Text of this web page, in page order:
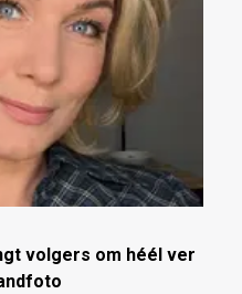
volgers om héél ver